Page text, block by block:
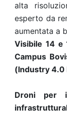
alta
esperto da
aumentata a
Visibile 14 e
Campus
(Industry 4.0
Droni per